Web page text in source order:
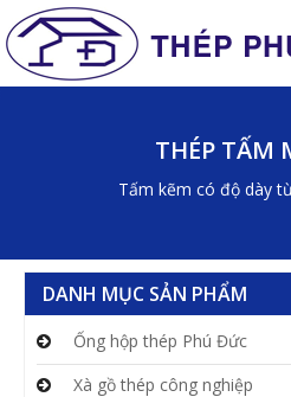
THÉP TẤM
Tấm kẽm có độ dày
DANH MỤC SẢN PHẨM
Ống hộp thép Phú Đức
Xà gồ thép công nghiệp